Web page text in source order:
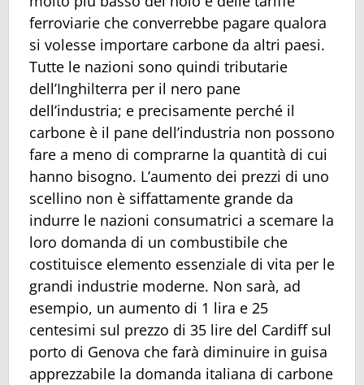
ferroviarie che converrebbe pagare qualora
si volesse importare carbone da altri paesi.
Tutte le nazioni sono quindi tributarie
dell’Inghilterra per il nero pane
dell’industria; e precisamente perché il
carbone è il pane dell’industria non possono
fare a meno di comprarne la quantità di cui
hanno bisogno. L’aumento dei prezzi di uno
scellino non è siffattamente grande da
indurre le nazioni consumatrici a scemare la
loro domanda di un combustibile che
costituisce elemento essenziale di vita per le
grandi industrie moderne. Non sarà, ad
esempio, un aumento di 1 lira e 25
centesimi sul prezzo di 35 lire del Cardiff sul
porto di Genova che farà diminuire in guisa
apprezzabile la domanda italiana di carbone